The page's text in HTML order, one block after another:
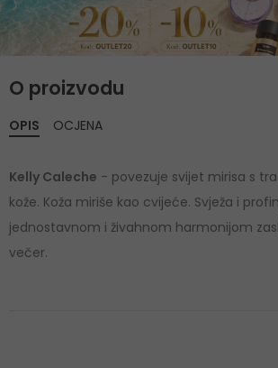
O proizvodu
OPIS
Kelly Caleche - povezuje svijet mirisa s
kože. Koža miriše kao cvijeće. Svježa i
jednostavnom i živahnom harmonijom
večer.
OCJENA